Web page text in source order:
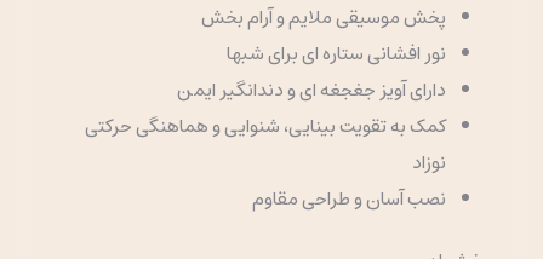
پخش موسیقی ملایم و آرام بخش
نور افشانی ستاره ای برای شبها
دارای آویز جغجغه ای و دندانگیر ایمن
کمک به تقویت بینایی، شنوایی و هماهنگی حرکتی
نوزاد
نصب آسان و طراحی مقاوم